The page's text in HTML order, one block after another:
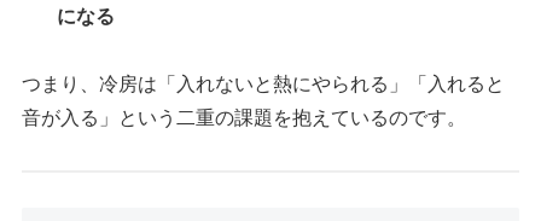
になる
つまり、冷房は「入れないと熱にやられる」「入れると
音が入る」という二重の課題を抱えているのです。